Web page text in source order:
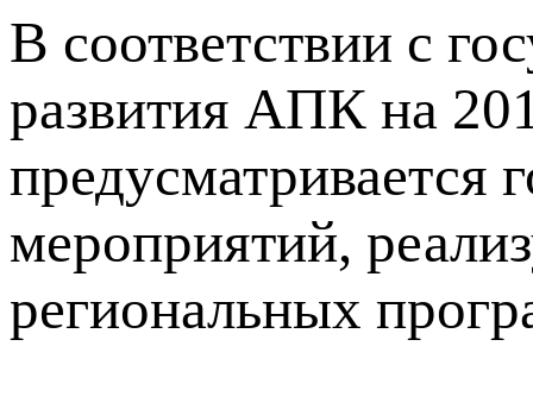
В соответствии с
развития АПК на
предусматривается
мероприятий,
региональных